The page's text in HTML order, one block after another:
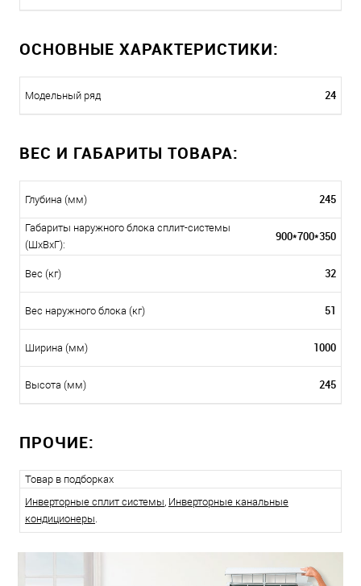
ОСНОВНЫЕ ХАРАКТЕРИСТИКИ:
Модельный ряд 24
ВЕС И ГАБАРИТЫ ТОВАРА:
Глубина (мм) 245
Габариты наружного блока сплит-системы
(ШxВxГ):
900*700*350
Вес (кг) 32
Вес наружного блока (кг) 51
Ширина (мм) 1000
Высота (мм) 245
ПРОЧИЕ:
Товар в подборках
Инверторные сплит системы, Инверторные канальные
кондиционеры.